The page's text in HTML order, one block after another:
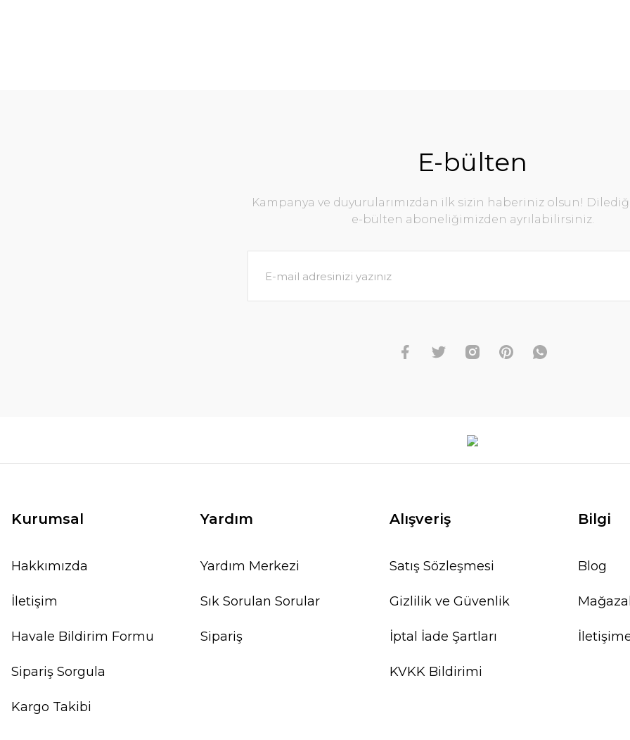
E-bülten
Kampanya ve duyurularımızdan ilk sizin haberiniz olsun!
e-bülten aboneliğimizden ayrılabilirsiniz.
Kurumsal
Hakkımızda
İletişim
Havale Bildirim Formu
Sipariş Sorgula
Kargo Takibi
Yardım
Yardım Merkezi
Sık Sorulan Sorular
Sipariş
Alışveriş
Satış Sözleşmesi
Gizlilik ve Güvenlik
İptal İade Şartları
KVKK Bildirimi
Bilgi
Blog